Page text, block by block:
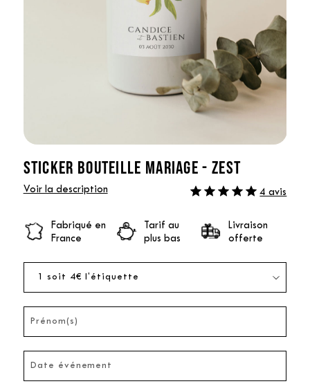
STICKER BOUTEILLE MARIAGE - ZEST
Voir la description 4 avis
Fabriqué en
France
Tarif au
plus bas
Livraison
offerte